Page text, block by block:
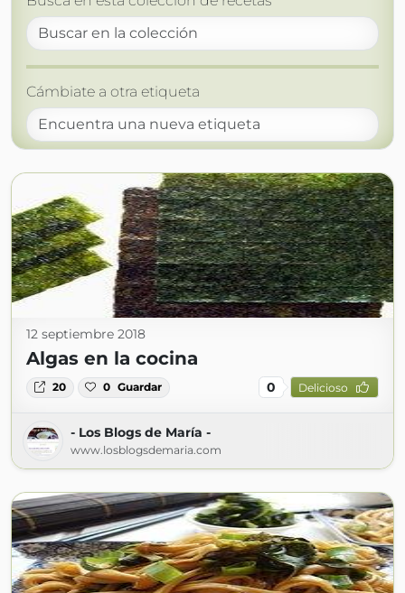
Cámbiate a otra etiqueta
12 septiembre 2018
Algas en la cocina
20 0 Guardar 0 Delicioso
- Los Blogs de María -
www.losblogsdemaria.com